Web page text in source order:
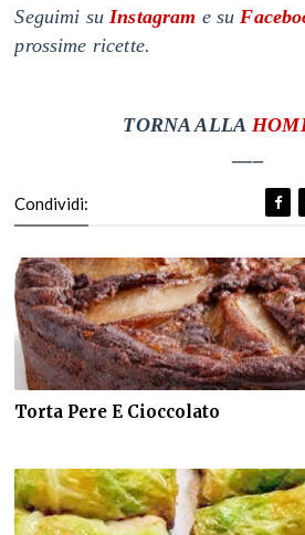
Seguimi su Instagram e su
prossime ricette.
TORNA ALLA
Condividi:
Torta Pere E Cioccolato